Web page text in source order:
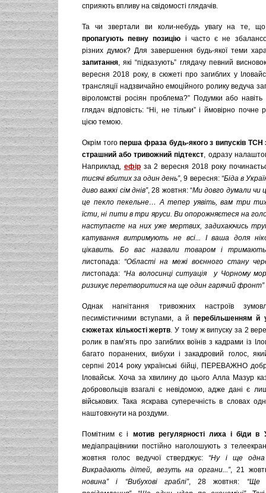
сприяють впливу на свідомості глядачів.
Та чи звертали ви коли-небудь увагу на те,
пропагують певну позицію і часто є не
різних думок? Для завершення будь-якої теми
запитання, які “підказують” глядачу певний
вересня 2018 року, в сюжеті про загиблих у
трансляції надзвичайно емоційного ролику ведуча
віроломстві росіян проблема?” Подумки або навіть
глядач відповість: “Ні, не тільки” і ймовірно
цією темою.
Окрім тогоперша фраза будь-якого з випусків ТСН
страшний або тривожний підтекст, одразу
Наприклад, ефірза 2 вересня 2018 року
тисячі вбитих за один день”, 9 вересня: “Біда в
диво важкі сім днів”, 28 жовтня: “Ми довго думали чи
це пекло пекельне… А тепер уявіть, вам три
їсти, ні пити в три яруси. Ви опорожняєтеся на
наступаєте на них уже мертвих, задихаючись
катування витримують не всі...
І ваша доля
цікавить. Бо вас назвали товаром і
листопада: “Області на межі воєнного стану
листопада: “На волосинці ситуація у Чорному
ризикує перетворитися на ще один гарячий фронт”
Однак нагнітання тривожних настроїв
песимістичними вступами, а йперебільшенням й
сюжетах кількості жертв. У тому ж випуску за 2
ролик в пам’ять про загиблих воїнів з кадрами із
багато поранених, вибухи і закадровий голос,
серпні 2014 року українські бійці, ПЕРЕВАЖНО
Іловайськ. Хоча за хвилину до цього Алла Мазур
добровольців взагалі є невідомою, адже дані є
військових. Така яскрава суперечність в словах
наштовхнути на роздуми.
Помітним є і мотив регулярності лиха і біди в
медіапрацівники постійно наголошують з
жовтня голос ведучої стверджує: “Ну і ще
Викрадають дітей, везуть на органи...”, 21
новина” і “Вибухові граблі”, 28 жовтня:
“Ще